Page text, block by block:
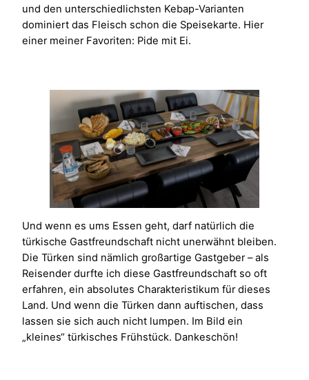
und den unterschiedlichsten Kebap-Varianten
dominiert das Fleisch schon die Speisekarte. Hier
einer meiner Favoriten: Pide mit Ei.
Und wenn es ums Essen geht, darf natürlich die
türkische Gastfreundschaft nicht unerwähnt bleiben.
Die Türken sind nämlich großartige Gastgeber – als
Reisender durfte ich diese Gastfreundschaft so oft
erfahren, ein absolutes Charakteristikum für dieses
Land. Und wenn die Türken dann auftischen, dass
lassen sie sich auch nicht lumpen. Im Bild ein
„kleines“ türkisches Frühstück. Dankeschön!